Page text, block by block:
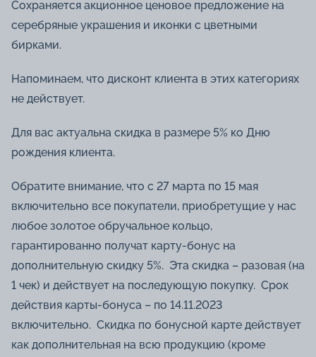
Сохраняется акционное ценовое предложение на
серебряные украшения и иконки с цветными
бирками.
Напоминаем, что дисконт клиента в этих категориях
не действует.
Для вас актуальна скидка в размере 5% ко Дню
рождения клиента.
Обратите внимание, что с 27 марта по 15 мая
включительно все покупатели, приобретущие у нас
любое золотое обручальное кольцо,
гарантированно получат карту-бонус на
дополнительную скидку 5%. Эта скидка – разовая (на
1 чек) и действует на последующую покупку. Срок
действия карты-бонуса – по 14.11.2023
включительно. Скидка по бонусной карте действует
как дополнительная на всю продукцию (кроме